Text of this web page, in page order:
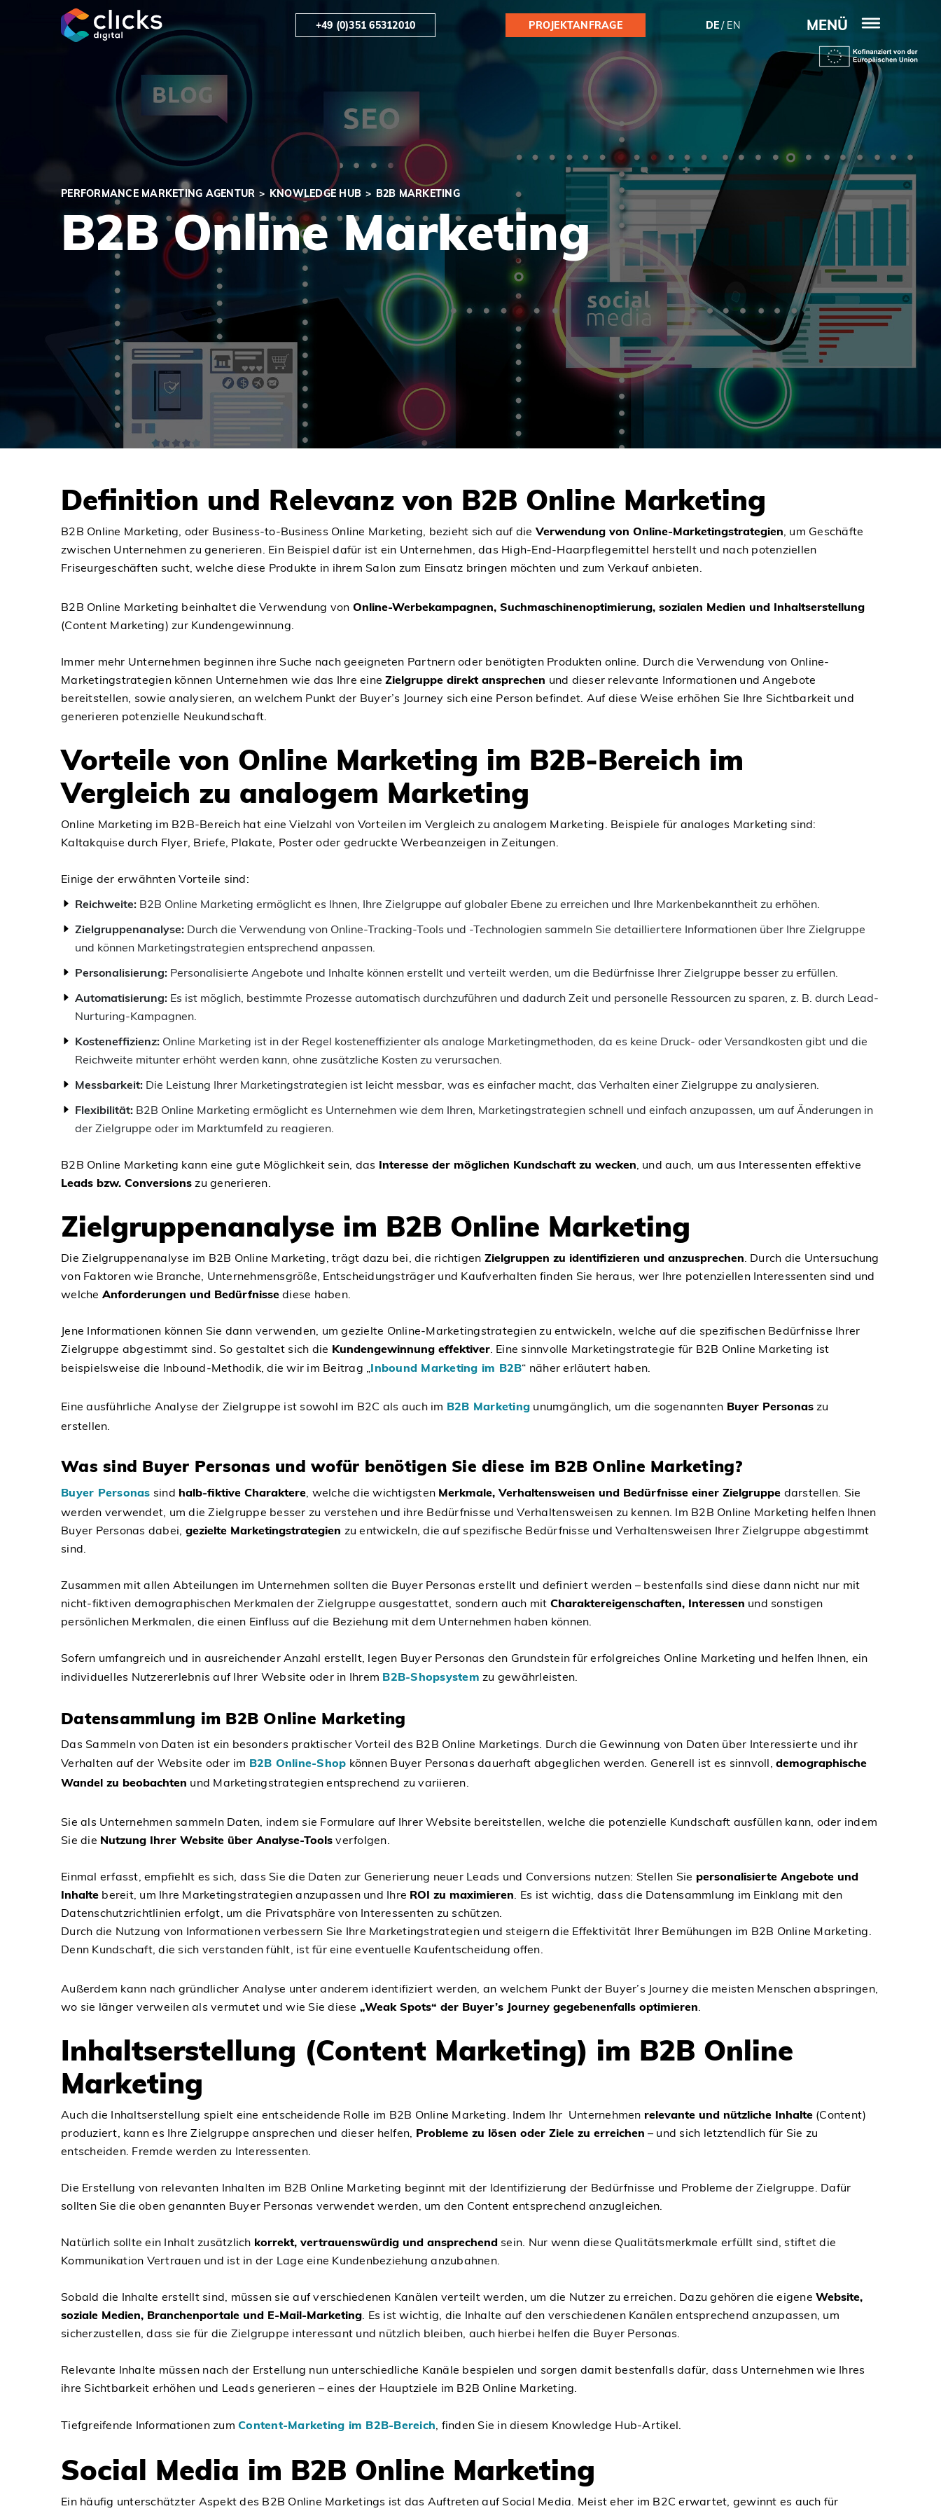
clicks digital
+49 (0)351 65312010 PROJEKTANFRAGE DE EN MENÜ
PERFORMANCE MARKETING AGENTUR KNOWLEDGE HUB B2B MARKETING
B2B Online Marketing
Definition und Relevanz von B2B Online Marketing
B2B Online Marketing, oder Business-to-Business Online Marketing, bezieht sich auf die Verwendung von Online-Marketingstrategien, um Geschäfte
zwischen Unternehmen zu generieren. Ein Beispiel dafür ist ein Unternehmen, das High-End-Haarpflegemittel herstellt und nach potenziellen
Friseurgeschäften sucht, welche diese Produkte in ihrem Salon zum Einsatz bringen möchten und zum Verkauf anbieten.
B2B Online Marketing beinhaltet die Verwendung von Online-Werbekampagnen, Suchmaschinenoptimierung, sozialen Medien und Inhaltserstellung
(Content Marketing) zur Kundengewinnung.
Immer mehr Unternehmen beginnen ihre Suche nach geeigneten Partnern oder benötigten Produkten online. Durch die Verwendung von Online-
Marketingstrategien können Unternehmen wie das Ihre eineZielgruppe direkt ansprechen und dieser relevante Informationen und Angebote
bereitstellen, sowie analysieren, an welchem Punkt der Buyer’s Journey sich eine Person befindet. Auf diese Weise erhöhen Sie Ihre Sichtbarkeit und
generieren potenzielle Neukundschaft.
Vorteile von Online Marketing im B2B-Bereich im
Vergleich zu analogem Marketing
Online Marketing im B2B-Bereich hat eine Vielzahl von Vorteilen im Vergleich zu analogem Marketing. Beispiele für analoges Marketing sind:
Kaltakquise durch Flyer, Briefe, Plakate, Poster oder gedruckte Werbeanzeigen in Zeitungen.
Einige der erwähnten Vorteile sind:
Reichweite: B2B Online Marketing ermöglicht es Ihnen, Ihre Zielgruppe auf globaler Ebene zu erreichen und Ihre Markenbekanntheit zu erhöhen.
Zielgruppenanalyse: Durch die Verwendung von Online-Tracking-Tools und -Technologien sammeln Sie detailliertere Informationen über Ihre Zielgruppe
und können Marketingstrategien entsprechend anpassen.
Personalisierung: Personalisierte Angebote und Inhalte können erstellt und verteilt werden, um die Bedürfnisse Ihrer Zielgruppe besser zu erfüllen.
Automatisierung: Es ist möglich, bestimmte Prozesse automatisch durchzuführen und dadurch Zeit und personelle Ressourcen zu sparen, z. B. durch Lead-
Nurturing-Kampagnen.
Kosteneffizienz: Online Marketing ist in der Regel kosteneffizienter als analoge Marketingmethoden, da es keine Druck- oder Versandkosten gibt und die
Reichweite mitunter erhöht werden kann, ohne zusätzliche Kosten zu verursachen.
Messbarkeit: Die Leistung Ihrer Marketingstrategien ist leicht messbar, was es einfacher macht, das Verhalten einer Zielgruppe zu analysieren.
Flexibilität: B2B Online Marketing ermöglicht es Unternehmen wie dem Ihren, Marketingstrategien schnell und einfach anzupassen, um auf Änderungen in
der Zielgruppe oder im Marktumfeld zu reagieren.
B2B Online Marketing kann eine gute Möglichkeit sein, das Interesse der möglichen Kundschaft zu wecken, und auch, um aus Interessenten effektive
Leads bzw. Conversions zu generieren.
Zielgruppenanalyse im B2B Online Marketing
Die Zielgruppenanalyse im B2B Online Marketing, trägt dazu bei, die richtigen Zielgruppen zu identifizieren und anzusprechen. Durch die Untersuchung
von Faktoren wie Branche, Unternehmensgröße, Entscheidungsträger und Kaufverhalten finden Sie heraus, wer Ihre potenziellen Interessenten sind und
welche Anforderungen und Bedürfnissediese haben.
Jene Informationen können Sie dann verwenden, um gezielte Online-Marketingstrategien zu entwickeln, welche auf die spezifischen Bedürfnisse Ihrer
Zielgruppe abgestimmt sind. So gestaltet sich die Kundengewinnung effektiver. Eine sinnvolle Marketingstrategie für B2B Online Marketing ist
beispielsweise die Inbound-Methodik, die wir im Beitrag „Inbound Marketing im B2B“ näher erläutert haben.
Eine ausführliche Analyse der Zielgruppe ist sowohl im B2C als auch im B2B Marketing unumgänglich, um die sogenannten Buyer Personaszu
erstellen.
Was sind Buyer Personas und wofür benötigen Sie diese im B2B Online Marketing?
Buyer Personas sind halb-fiktive Charaktere, welche die wichtigsten Merkmale, Verhaltensweisen und Bedürfnisse einer Zielgruppe darstellen. Sie
werden verwendet, um die Zielgruppe besser zu verstehen und ihre Bedürfnisse und Verhaltensweisen zu kennen. Im B2B Online Marketing helfen Ihnen
Buyer Personas dabei, gezielte Marketingstrategien zu entwickeln, die auf spezifische Bedürfnisse und Verhaltensweisen Ihrer Zielgruppe abgestimmt
sind.
Zusammen mit allen Abteilungen im Unternehmen sollten die Buyer Personas erstellt und definiert werden – bestenfalls sind diese dann nicht nur mit
nicht-fiktiven demographischen Merkmalen der Zielgruppe ausgestattet, sondern auch mit Charaktereigenschaften, Interessen und sonstigen
persönlichen Merkmalen, die einen Einfluss auf die Beziehung mit dem Unternehmen haben können.
Sofern umfangreich und in ausreichender Anzahl erstellt, legen Buyer Personas den Grundstein für erfolgreiches Online Marketing und helfen Ihnen, ein
individuelles Nutzererlebnis auf Ihrer Website oder in Ihrem B2B-Shopsystem zu gewährleisten.
Datensammlung im B2B Online Marketing
Das Sammeln von Daten ist ein besonders praktischer Vorteil des B2B Online Marketings. Durch die Gewinnung von Daten über Interessierte und ihr
Verhalten auf der Website oder im B2B Online-Shop können Buyer Personas dauerhaft abgeglichen werden. Generell ist es sinnvoll, demographische
Wandel zu beobachten und Marketingstrategien entsprechend zu variieren.
Sie als Unternehmen sammeln Daten, indem sie Formulare auf Ihrer Website bereitstellen, welche die potenzielle Kundschaft ausfüllen kann, oder indem
Sie die Nutzung Ihrer Website über Analyse-Tools verfolgen.
Einmal erfasst, empfiehlt es sich, dass Sie die Daten zur Generierung neuer Leads und Conversions nutzen: Stellen Sie personalisierte Angebote und
Inhalte bereit, um Ihre Marketingstrategien anzupassen und Ihre ROI zu maximieren. Es ist wichtig, dass die Datensammlung im Einklang mit den
Datenschutzrichtlinien erfolgt, um die Privatsphäre von Interessenten zu schützen.
Durch die Nutzung von Informationen verbessern Sie Ihre Marketingstrategien und steigern die Effektivität Ihrer Bemühungen im B2B Online Marketing.
Denn Kundschaft, die sich verstanden fühlt, ist für eine eventuelle Kaufentscheidung offen.
Außerdem kann nach gründlicher Analyse unter anderem identifiziert werden, an welchem Punkt der Buyer’s Journey die meisten Menschen abspringen,
wo sie länger verweilen als vermutet und wie Sie diese „Weak Spots“ der Buyer’s Journey gegebenenfalls optimieren.
Inhaltserstellung (Content Marketing) im B2B Online
Marketing
Auch die Inhaltserstellung spielt eine entscheidende Rolle im B2B Online Marketing. Indem Ihr Unternehmen relevante und nützliche Inhalte(Content)
produziert, kann es Ihre Zielgruppe ansprechen und dieser helfen, Probleme zu lösen oder Ziele zu erreichen – und sich letztendlich für Sie zu
entscheiden. Fremde werden zu Interessenten.
Die Erstellung von relevanten Inhalten im B2B Online Marketing beginnt mit der Identifizierung der Bedürfnisse und Probleme der Zielgruppe. Dafür
sollten Sie die oben genannten Buyer Personas verwendet werden, um den Content entsprechend anzugleichen.
Natürlich sollte ein Inhalt zusätzlich korrekt, vertrauenswürdig und ansprechendsein. Nur wenn diese Qualitätsmerkmale erfüllt sind, stiftet die
Kommunikation Vertrauen und ist in der Lage eine Kundenbeziehung anzubahnen.
Sobald die Inhalte erstellt sind, müssen sie auf verschiedenen Kanälen verteilt werden, um die Nutzer zu erreichen. Dazu gehören die eigene Website,
soziale Medien, Branchenportale und E-Mail-Marketing. Es ist wichtig, die Inhalte auf den verschiedenen Kanälen entsprechend anzupassen, um
sicherzustellen, dass sie für die Zielgruppe interessant und nützlich bleiben, auch hierbei helfen die Buyer Personas.
Relevante Inhalte müssen nach der Erstellung nun unterschiedliche Kanäle bespielen und sorgen damit bestenfalls dafür, dass Unternehmen wie Ihres
ihre Sichtbarkeit erhöhen und Leads generieren – eines der Hauptziele im B2B Online Marketing.
Tiefgreifende Informationen zum Content-Marketing im B2B-Bereich, finden Sie in diesem Knowledge Hub-Artikel.
Social Media im B2B Online Marketing
Ein häufig unterschätzter Aspekt des B2B Online Marketings ist das Auftreten auf Social Media. Meist eher im B2C erwartet, gewinnt es auch für